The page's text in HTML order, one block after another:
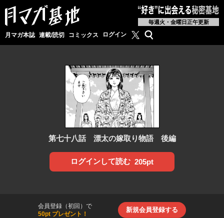
毎週火・金曜日正午更新
月マガ本誌 連載/読切 コミックス ログイン 月マガ基地公式X
検索
第七十八話 漂太の嫁取り物語 後編
ログインして読む 205pt
会員登録（初回）で
50pt プレゼント！
新規会員登録する